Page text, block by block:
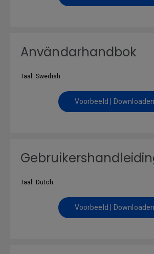
Användarhandbok
Taal: Swedish
Voorbeeld | Downloaden
Taal: Dutch
Voorbeeld | Downloaden